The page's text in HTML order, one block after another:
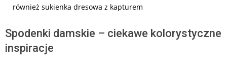
również sukienka dresowa z kapturem
Spodenki damskie – ciekawe kolorystyczne
inspiracje